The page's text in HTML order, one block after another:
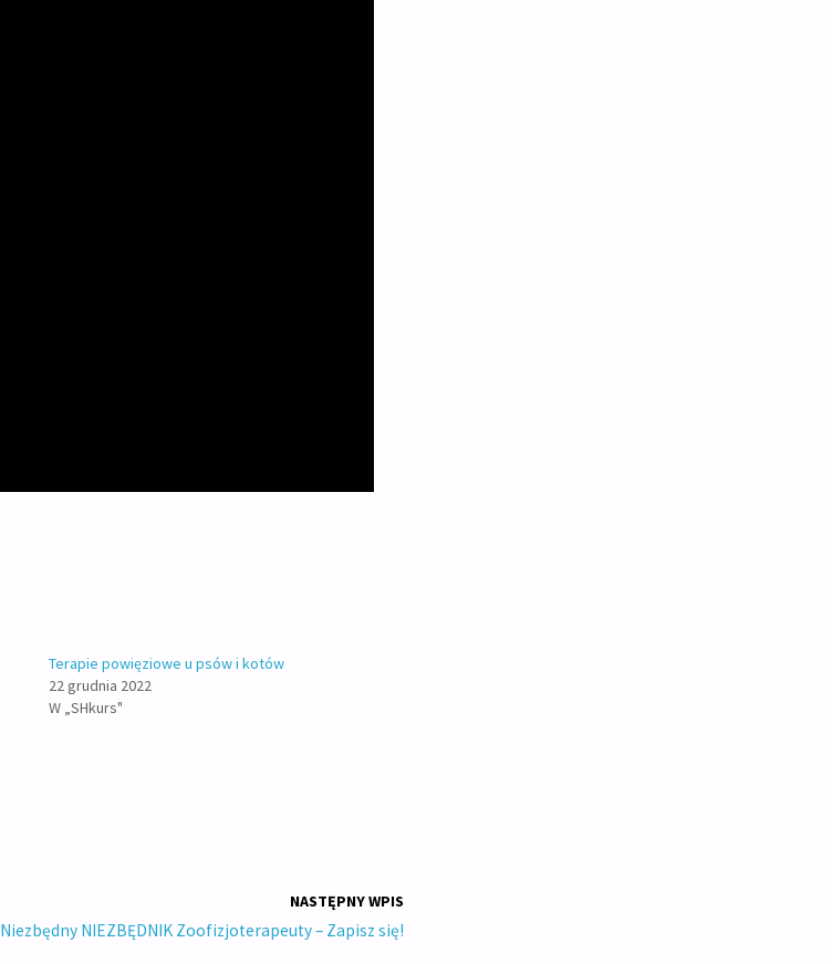
Terapie powięziowe u psów i kotów
22 grudnia 2022
W „SHkurs"
NASTĘPNY WPIS
Niezbędny NIEZBĘDNIK Zoofizjoterapeuty – Zapisz się!